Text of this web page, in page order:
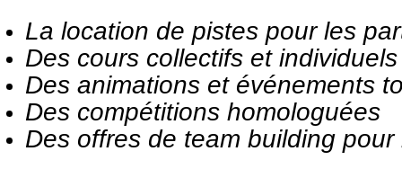
La location de pistes pour les
Des cours collectifs et individuels
Des animations et événements
Des compétitions homologuées
Des offres de team building